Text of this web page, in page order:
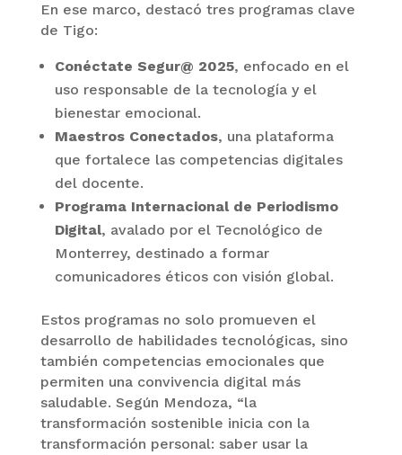
En ese marco, destacó tres programas clave
de Tigo:
Conéctate Segur@ 2025, enfocado en el
uso responsable de la tecnología y el
bienestar emocional.
Maestros Conectados, una plataforma
que fortalece las competencias digitales
del docente.
Programa Internacional de Periodismo
Digital, avalado por el Tecnológico de
Monterrey, destinado a formar
comunicadores éticos con visión global.
Estos programas no solo promueven el
desarrollo de habilidades tecnológicas, sino
también competencias emocionales que
permiten una convivencia digital más
saludable. Según Mendoza, “la
transformación sostenible inicia con la
transformación personal: saber usar la